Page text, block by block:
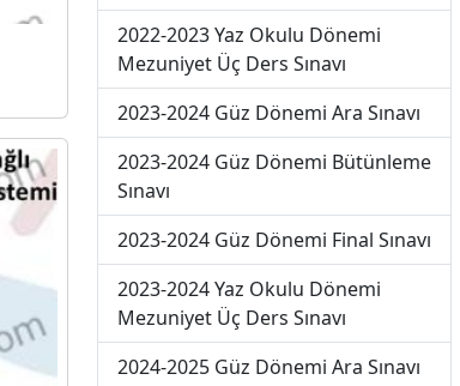
2022-2023 Yaz Okulu Dönemi
Mezuniyet Üç Ders Sınavı
2023-2024 Güz Dönemi Ara Sınavı
2023-2024 Güz Dönemi Bütünleme
Sınavı
2023-2024 Güz Dönemi Final Sınavı
2023-2024 Yaz Okulu Dönemi
Mezuniyet Üç Ders Sınavı
2024-2025 Güz Dönemi Ara Sınavı